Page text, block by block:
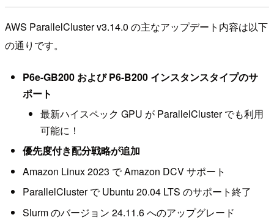
AWS ParallelCluster v3.14.0 の主なアップデート内容は以下
の通りです。
P6e-GB200 および P6-B200 インスタンスタイプのサ
ポート
最新ハイスペック GPU が ParallelCluster でも利用
可能に！
優先度付き配分戦略が追加
Amazon Linux 2023 で Amazon DCV サポート
ParallelCluster で Ubuntu 20.04 LTS のサポート終了
Slurm のバージョン 24.11.6 へのアップグレード